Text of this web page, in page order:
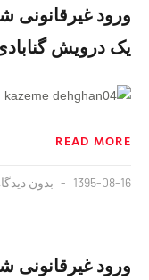
ورود غيرقانونى
يک درويش
READ MORE
1395-08-16 بدون
ورود غيرقانونى